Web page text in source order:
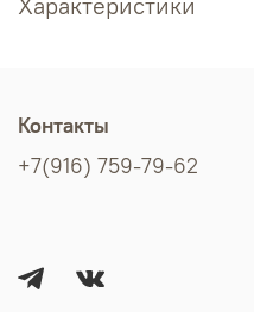
Контакты
+7(916) 759-79-62